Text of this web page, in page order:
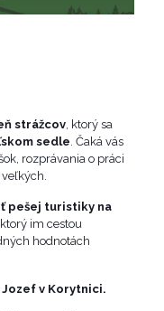
strážcov, ktorý sa
sedle . Čaká vás
rozprávania o práci
pešej turistiky na
im cestou
hodnotách
v Korytnici.